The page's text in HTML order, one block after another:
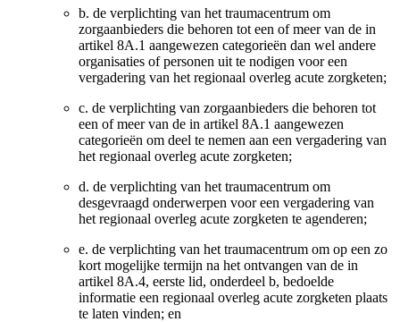
b. de verplichting van het traumacentrum om
zorgaanbieders die behoren tot een of meer van de in
artikel 8A.1 aangewezen categorieën dan wel andere
organisaties of personen uit te nodigen voor een
vergadering van het regionaal overleg acute zorgketen;
c. de verplichting van zorgaanbieders die behoren tot
een of meer van de in artikel 8A.1 aangewezen
categorieën om deel te nemen aan een vergadering van
het regionaal overleg acute zorgketen;
d. de verplichting van het traumacentrum om
desgevraagd onderwerpen voor een vergadering van
het regionaal overleg acute zorgketen te agenderen;
e. de verplichting van het traumacentrum om op een zo
kort mogelijke termijn na het ontvangen van de in
artikel 8A.4, eerste lid, onderdeel b, bedoelde
informatie een regionaal overleg acute zorgketen plaats
te laten vinden; en